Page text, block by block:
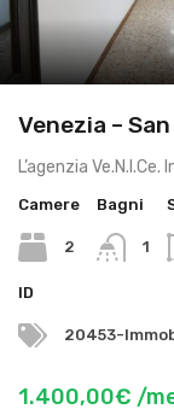
Venezia –
L’agenzia
Camere
2
Bagni
1
ID
20453-
1.400,00€ /